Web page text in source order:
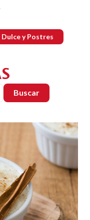
Dulce y Postres
Buscar